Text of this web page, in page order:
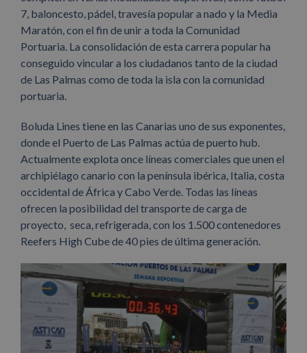
7, baloncesto, pádel, travesía popular a nado y la Media
Maratón, con el fin de unir a toda la Comunidad
Portuaria. La consolidación de esta carrera popular ha
conseguido vincular a los ciudadanos tanto de la ciudad
de Las Palmas como de toda la isla con la comunidad
portuaria.
Boluda Lines tiene en las Canarias uno de sus exponentes,
donde el Puerto de Las Palmas actúa de puerto hub.
Actualmente explota once líneas comerciales que unen el
archipiélago canario con la península ibérica, Italia, costa
occidental de África y Cabo Verde. Todas las líneas
ofrecen la posibilidad del transporte de carga de
proyecto, seca, refrigerada, con los 1.500 contenedores
Reefers High Cube de 40 pies de última generación.